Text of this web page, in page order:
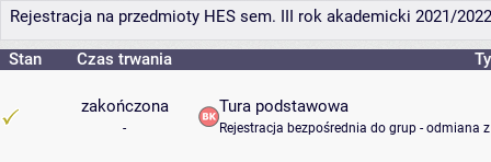
Rejestracja na przedmioty HES sem. III rok akademicki 2021/2022
Stan Czas trwania
zakończona
-
Tura podstawowa
Rejestracja bezpośrednia do grup - odmiana